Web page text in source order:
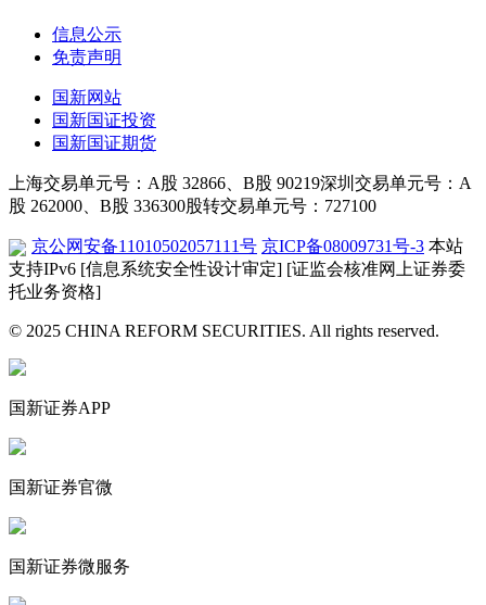
信息公示
免责声明
国新网站
国新国证投资
国新国证期货
上海交易单元号：A股 32866、B股 90219深圳交易单元号：A
股 262000、B股 336300股转交易单元号：727100
京公网安备11010502057111号 京ICP备08009731号-3 本站
支持IPv6 [信息系统安全性设计审定] [证监会核准网上证券委
托业务资格]
© 2025 CHINA REFORM SECURITIES. All rights reserved.
国新证券APP
国新证券官微
国新证券微服务